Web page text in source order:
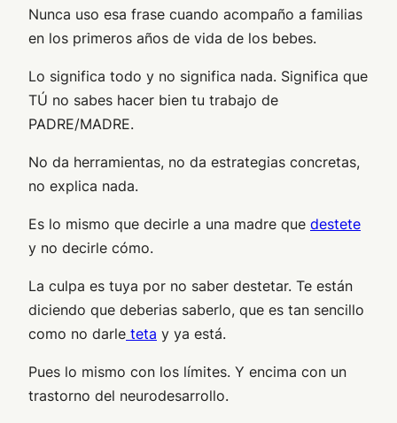
Nunca uso esa frase cuando acompaño a familias
en los primeros años de vida de los bebes.
Lo significa todo y no significa nada. Significa que
TÚ no sabes hacer bien tu trabajo de
PADRE/MADRE.
No da herramientas, no da estrategias concretas,
no explica nada.
Es lo mismo que decirle a una madre que destete
y no decirle cómo.
La culpa es tuya por no saber destetar. Te están
diciendo que deberias saberlo, que es tan sencillo
como no darle teta y ya está.
Pues lo mismo con los límites. Y encima con un
trastorno del neurodesarrollo.